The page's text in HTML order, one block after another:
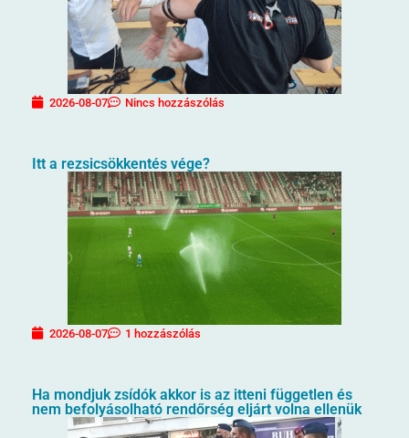
2026-08-07 Nincs hozzászólás
Itt a rezsicsökkentés vége?
2026-08-07 1 hozzászólás
Ha mondjuk zsídók akkor is az itteni független és
nem befolyásolható rendőrség eljárt volna ellenük